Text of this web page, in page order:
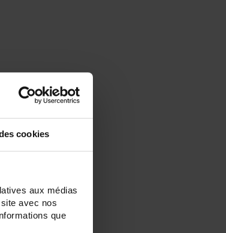
cookies
aux médias
avec nos
que